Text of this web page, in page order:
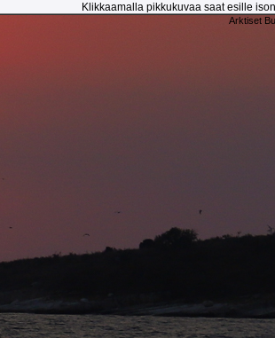
Klikkaamalla pikkukuvaa saat esille
Arktiset